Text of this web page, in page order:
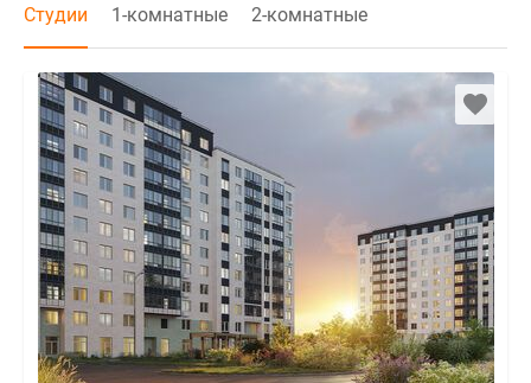
Студии 1-комнатные 2-комнатные